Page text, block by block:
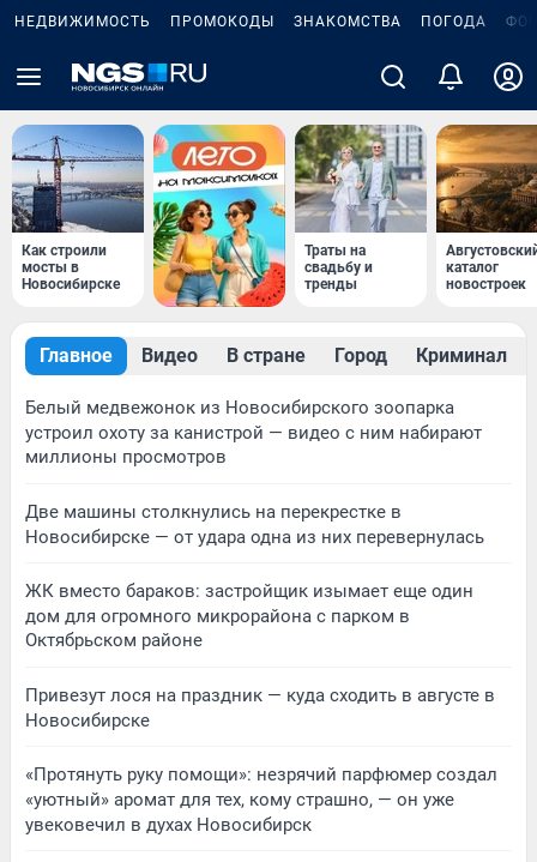
НЕДВИЖИМОСТЬ ПРОМОКОДЫ ЗНАКОМСТВА ПОГОДА
Как строили
мосты в
Новосибирске
Траты на
свадьбу и
тренды
каталог
новостроек
Главное Видео В стране Город Криминал
Белый медвежонок из Новосибирского зоопарка
устроил охоту за канистрой — видео с ним набирают
миллионы просмотров
Две машины столкнулись на перекрестке в
Новосибирске — от удара одна из них перевернулась
ЖК вместо бараков: застройщик изымает еще один
дом для огромного микрорайона с парком в
Октябрьском районе
Привезут лося на праздник — куда сходить в августе в
Новосибирске
«Протянуть руку помощи»: незрячий парфюмер создал
«уютный» аромат для тех, кому страшно, — он уже
увековечил в духах Новосибирск